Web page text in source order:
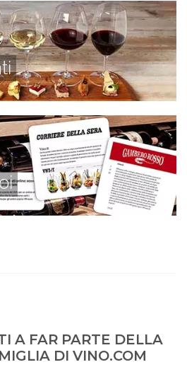
A FAR PARTE DELLA
DI VINO.COM